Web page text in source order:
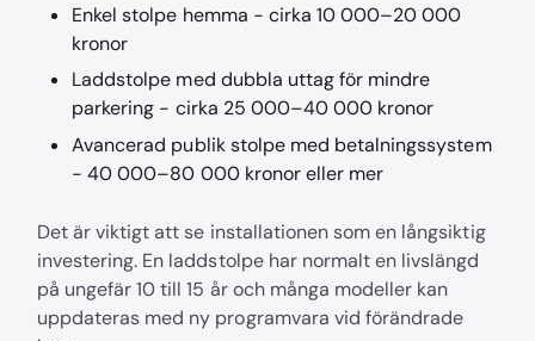
Enkel stolpe hemma - cirka 10 000–20 000
kronor
Laddstolpe med dubbla uttag för mindre
parkering - cirka 25 000–40 000 kronor
Avancerad publik stolpe med betalningssystem
- 40 000–80 000 kronor eller mer
Det är viktigt att se installationen som en långsiktig
investering. En laddstolpe har normalt en livslängd
på ungefär 10 till 15 år och många modeller kan
uppdateras med ny programvara vid förändrade